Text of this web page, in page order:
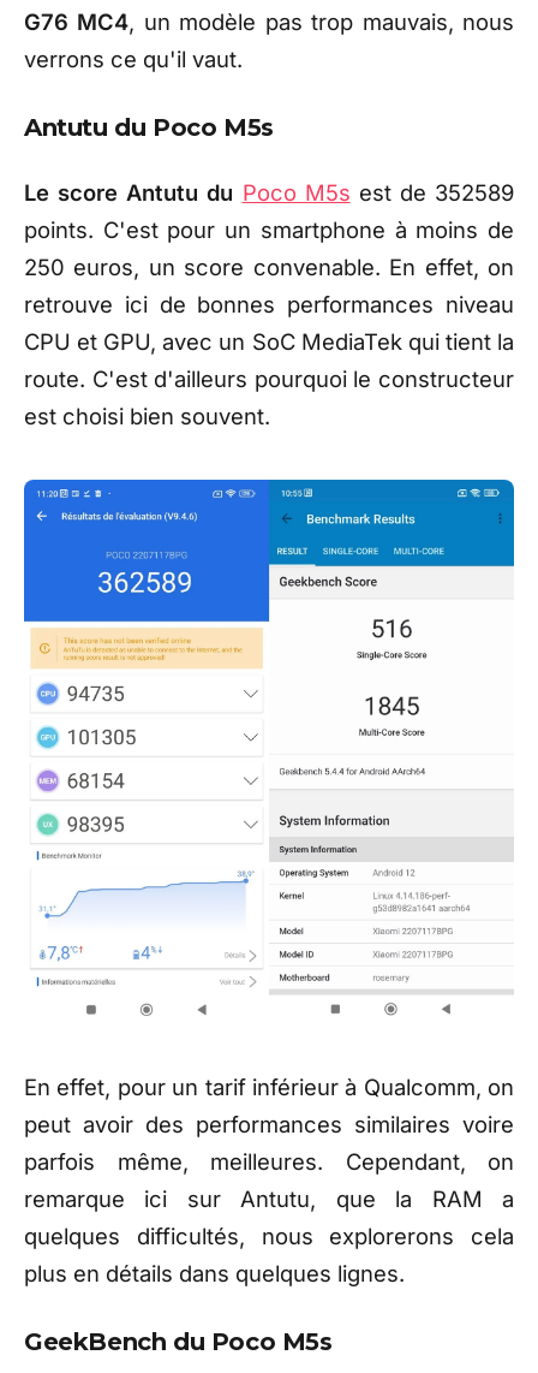
G76 MC4, un modèle pas trop mauvais, nous
verrons ce qu'il vaut.
Antutu du Poco M5s
Le score Antutu du Poco M5s est de 352589
points. C'est pour un smartphone à moins de
250 euros, un score convenable. En effet, on
retrouve ici de bonnes performances niveau
CPU et GPU, avec un SoC MediaTek qui tient la
route. C'est d'ailleurs pourquoi le constructeur
est choisi bien souvent.
En effet, pour un tarif inférieur à Qualcomm, on
peut avoir des performances similaires voire
parfois même, meilleures. Cependant, on
remarque ici sur Antutu, que la RAM a
quelques difficultés, nous explorerons cela
plus en détails dans quelques lignes.
GeekBench du Poco M5s